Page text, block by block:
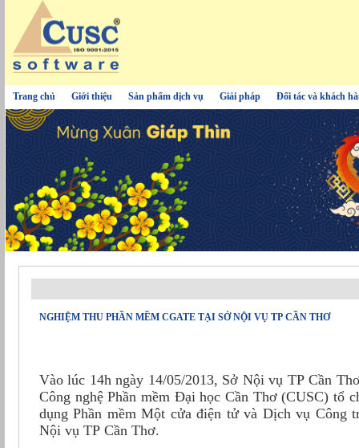
Trang chủ Giới thiệu Sản phẩm dịch vụ Giải pháp Đối tác và khách
NGHIỆM THU PHẦN MỀM CGATE TẠI SỞ NỘI VỤ TP CẦN THƠ
Vào lúc 14h ngày 14/05/2013, Sở Nội vụ TP Cần
Công nghệ Phần mềm Đại học Cần Thơ (CUSC) tổ
dụng Phần mềm Một cửa điện tử và Dịch vụ Công
Nội vụ TP Cần Thơ.